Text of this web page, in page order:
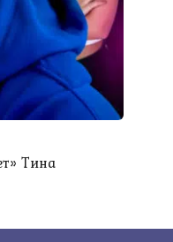
Тина